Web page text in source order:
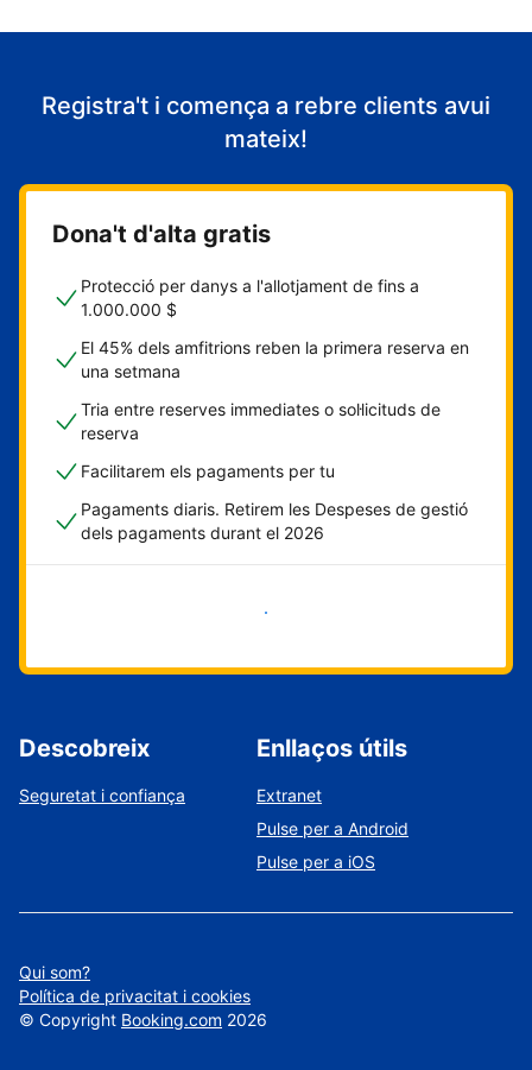
Registra't i comença a rebre clients avui
mateix!
Dona't d'alta gratis
Protecció per danys a l'allotjament de fins a
1.000.000 $
El 45% dels amfitrions reben la primera reserva en
una setmana
Tria entre reserves immediates o sol·licituds de
reserva
Facilitarem els pagaments per tu
Pagaments diaris. Retirem les Despeses de gestió
dels pagaments durant el 2026
Comença ara
Descobreix
Seguretat i confiança
Enllaços útils
Extranet
Pulse per a Android
Pulse per a iOS
Qui som?
Política de privacitat i cookies
© Copyright Booking.com 2026